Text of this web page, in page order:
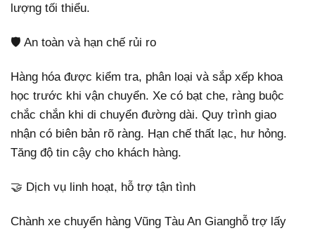
lượng tối thiểu.
🛡️ An toàn và hạn chế rủi ro
Hàng hóa được kiểm tra, phân loại và sắp xếp khoa
học trước khi vận chuyển. Xe có bạt che, ràng buộc
chắc chắn khi di chuyển đường dài. Quy trình giao
nhận có biên bản rõ ràng. Hạn chế thất lạc, hư hỏng.
Tăng độ tin cậy cho khách hàng.
🤝 Dịch vụ linh hoạt, hỗ trợ tận tình
Chành xe chuyển hàng Vũng Tàu An Gianghỗ trợ lấy